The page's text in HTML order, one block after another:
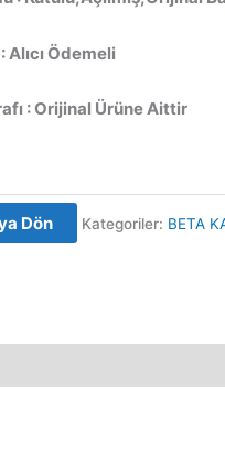
Alıcı Ödemeli
: Orijinal Ürüne Aittir
Dön Kategoriler: BETA